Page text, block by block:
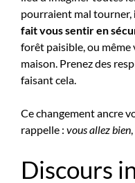
pourraient mal tourner,
fait vous sentir en
forêt paisible, ou
maison. Prenez des
faisant cela.
Ce changement ancre
rappelle : vous allez bien
Discours